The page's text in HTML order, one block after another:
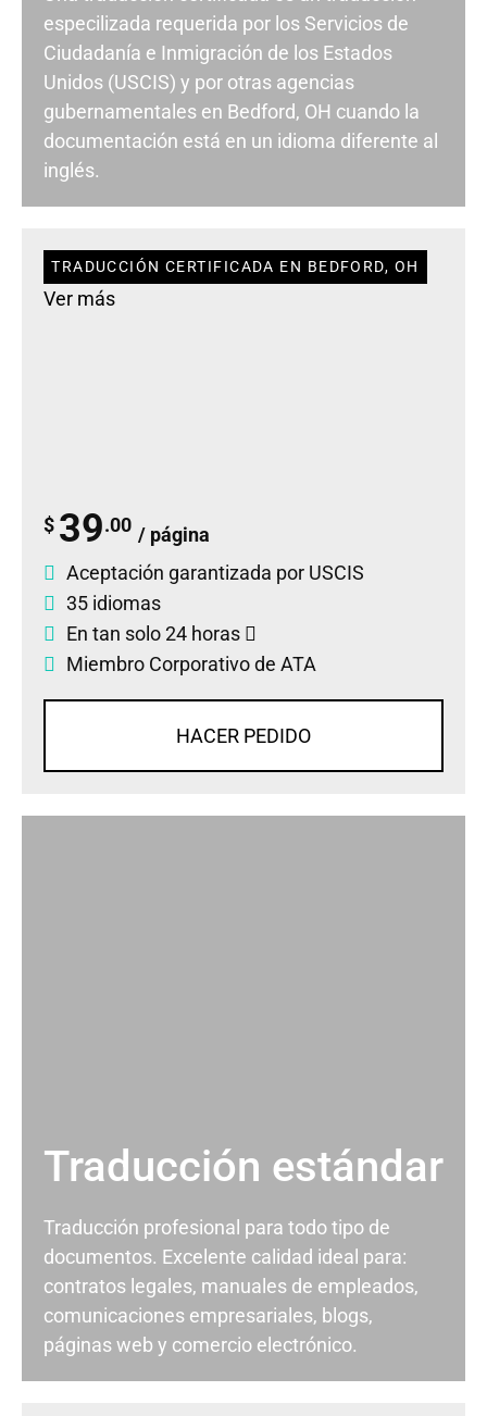
especilizada requerida por los Servicios de
Ciudadanía e Inmigración de los Estados
Unidos (USCIS) y por otras agencias
gubernamentales en Bedford, OH cuando la
documentación está en un idioma diferente al
inglés.
TRADUCCIÓN CERTIFICADA EN BEDFORD, OH
Ver más
$ 39.00 / página
Aceptación garantizada por USCIS
35 idiomas
En tan solo 24 horas
Miembro Corporativo de ATA
HACER PEDIDO
Traducción estándar
Traducción profesional para todo tipo de
documentos. Excelente calidad ideal para:
contratos legales, manuales de empleados,
comunicaciones empresariales, blogs,
páginas web y comercio electrónico.